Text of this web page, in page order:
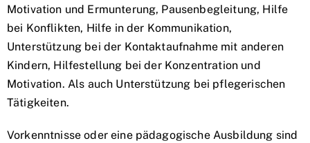
Motivation und Ermunterung, Pausenbegleitung, Hilfe
bei Konflikten, Hilfe in der Kommunikation,
Unterstützung bei der Kontaktaufnahme mit anderen
Kindern, Hilfestellung bei der Konzentration und
Motivation. Als auch Unterstützung bei pflegerischen
Tätigkeiten.
Vorkenntnisse oder eine pädagogische Ausbildung sind